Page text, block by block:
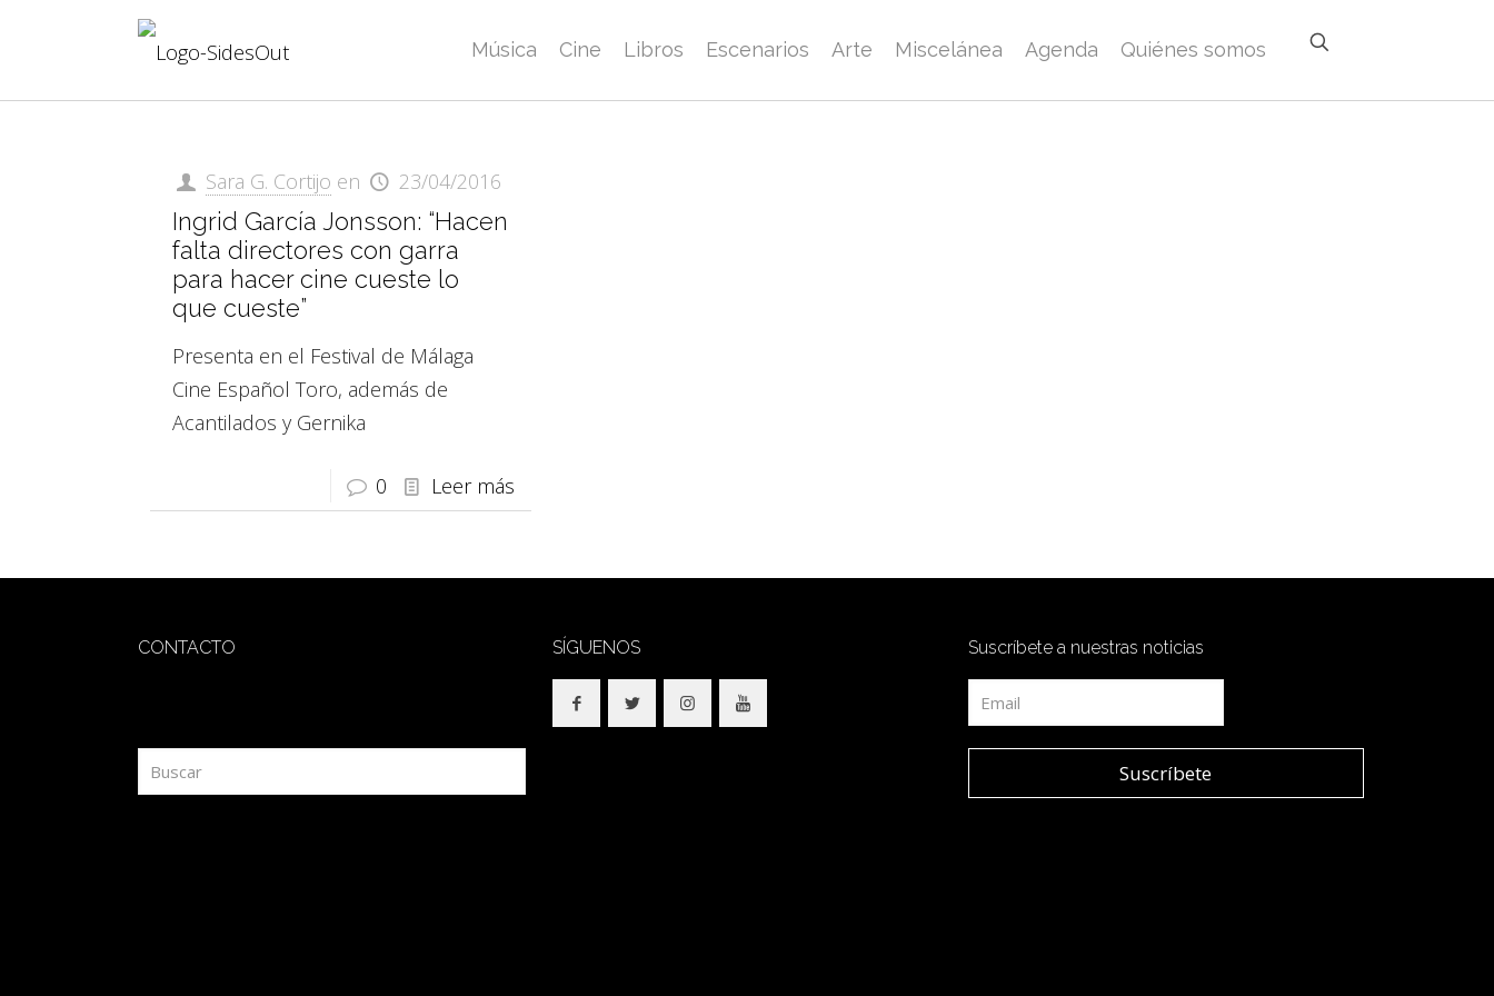
Música Cine Libros Escenarios Arte Miscelánea Agenda Quiénes somos
Sara G. Cortijo en 23/04/2016
Ingrid García Jonsson: “Hacen
falta directores con garra
para hacer cine cueste lo
que cueste”
Presenta en el Festival de Málaga
Cine Español Toro, además de
Acantilados y Gernika
0 Leer más
CONTACTO SÍGUENOS Suscríbete a nuestras noticias